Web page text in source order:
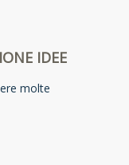
IDEE
molte